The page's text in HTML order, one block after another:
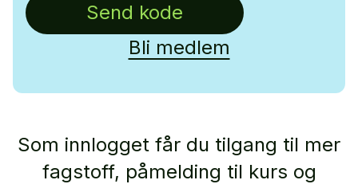
Send kode
Bli medlem
Som innlogget får du tilgang til mer
fagstoff, påmelding til kurs og